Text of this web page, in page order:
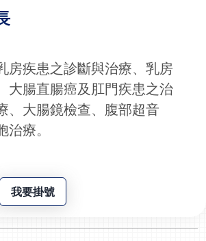
房疾患之診斷與治療、乳房
大腸直腸癌及肛門疾患之治
、大腸鏡檢查、腹部超音
療。
我要掛號